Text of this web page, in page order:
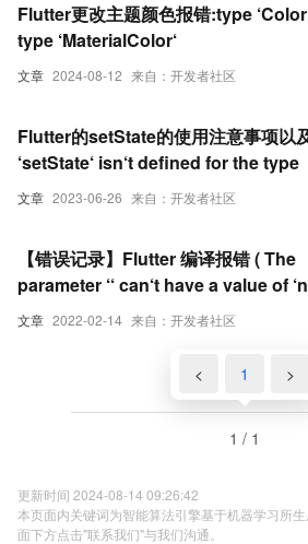
文章 2024-08-12 来自：开发者社区
Flutter更改主题颜色报错:type
type ‘MaterialColor‘
文章 2023-06-26 来自：开发者社区
Flutter的setState的使用注意事项以
‘setState‘ isn‘t defined for the type
文章 2022-02-14 来自：开发者社区
【错误记录】Flutter 编译报错 ( The
parameter ‘‘ can‘t have a value of
because of its type, but the im )
< 1 >
1 / 1
更新时间 2024-08-14 09:26:42
本页面内关键词为智能算法引擎基于机器学习所
面下方点击"联系我们"与我们沟通。